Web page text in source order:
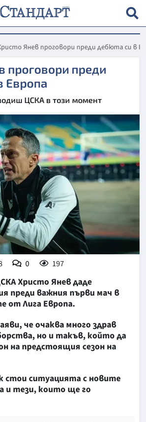
Янев проговори преди дебюта си в
проговори преди
Европа
ЦСКА в този момент
0 197
Христо Янев даде
преди важния първи мач в
от Лига Европа.
че очаква много здрав
но и такъв, който да
на предстоящия сезон на
стои ситуацията с новите
и тези, които ще го